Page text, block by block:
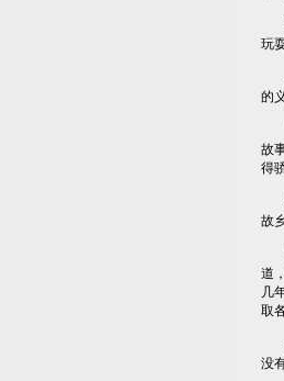
玩
的
“
故
得
故
“
道
几
取
没